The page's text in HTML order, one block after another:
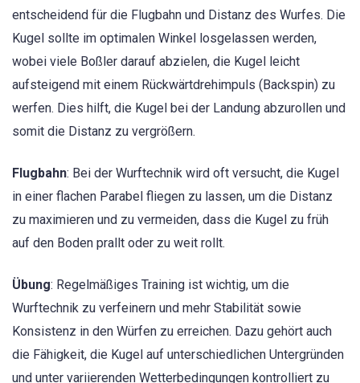
entscheidend für die Flugbahn und Distanz des Wurfes. Die
Kugel sollte im optimalen Winkel losgelassen werden,
wobei viele Boßler darauf abzielen, die Kugel leicht
aufsteigend mit einem Rückwärtdrehimpuls (Backspin) zu
werfen. Dies hilft, die Kugel bei der Landung abzurollen und
somit die Distanz zu vergrößern.
Flugbahn: Bei der Wurftechnik wird oft versucht, die Kugel
in einer flachen Parabel fliegen zu lassen, um die Distanz
zu maximieren und zu vermeiden, dass die Kugel zu früh
auf den Boden prallt oder zu weit rollt.
Übung: Regelmäßiges Training ist wichtig, um die
Wurftechnik zu verfeinern und mehr Stabilität sowie
Konsistenz in den Würfen zu erreichen. Dazu gehört auch
die Fähigkeit, die Kugel auf unterschiedlichen Untergründen
und unter variierenden Wetterbedingungen kontrolliert zu